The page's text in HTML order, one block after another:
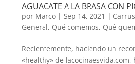
AGUACATE A LA BRASA CON
por Marco| Sep 14, 2021 |
General, Qué comemos, Qué
Recientemente, haciendo un
«healthy» de lacocinaesvida.com,